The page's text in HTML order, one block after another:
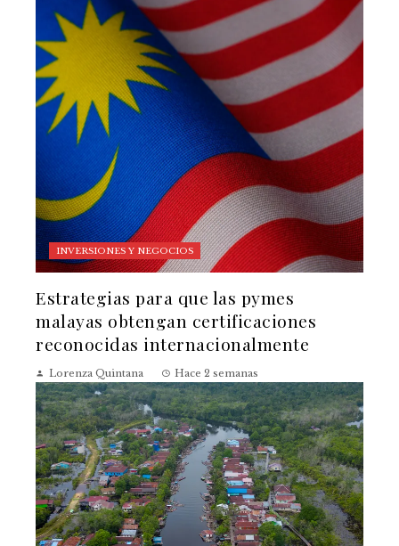
INVERSIONES Y NEGOCIOS
Estrategias para que las pymes
malayas obtengan certificaciones
reconocidas internacionalmente
Lorenza Quintana Hace 2 semanas